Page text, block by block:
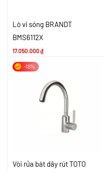
Lò vi sóng BRANDT
BMS6112X
17.050.000₫
-18%
Vòi rửa bát dây rút TOTO